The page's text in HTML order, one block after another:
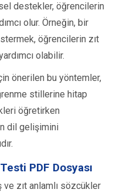
destekler, öğrencilerin
olur. Örneğin, bir
öğrencilerin zıt
olabilir.
önerilen bu yöntemler,
stillerine hitap
öğretirken
dil gelişimini
PDF Dosyası
ve zıt anlamlı sözcükler